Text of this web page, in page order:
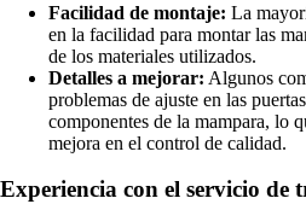
Facilidad de montaje: La
en la facilidad para montar las
de los materiales utilizados.
Detalles a mejorar: Algunos
problemas de ajuste en las
componentes de la mampara, lo
mejora en el control de calidad.
Experiencia con el servicio de